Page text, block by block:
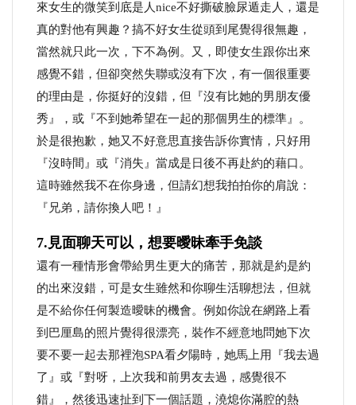
來女生的微笑到底是人nice不好撕破臉尿遁走人，還是
真的對他有興趣？搞不好女生從頭到尾覺得很無趣，
當然就只此一次，下不為例。又，即使女生跟你出來
感覺不錯，但卻突然失聯或沒有下次，有一個很重要
的理由是，你挺好的沒錯，但『沒有比她的男朋友優
秀』，或『不到她希望在一起的那個男生的標準』。
於是很抱歉，她又不好意思直接告訴你實情，只好用
『沒時間』或『消失』當成是日後不再赴約的藉口。
這時雖然我不在你身邊，但請幻想我拍拍你的肩說：
『兄弟，請你換人吧！』
7.見面聊天可以，想要曖昧牽手免談
還有一種情形會帶給男生更大的痛苦，那就是約是約
的出來沒錯，可是女生雖然和你聊生活聊想法，但就
是不給你任何製造曖昧的機會。例如你說在網路上看
到巴厘島的照片覺得很漂亮，裝作不經意地問她下次
要不要一起去那裡泡SPA看夕陽時，她馬上用『我去過
了』或『對呀，上次我和前男友去過，感覺很不
錯』，然後迅速扯到下一個話題，澆熄你滿腔的熱